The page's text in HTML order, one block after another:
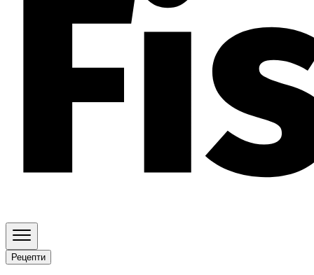
Рецепти